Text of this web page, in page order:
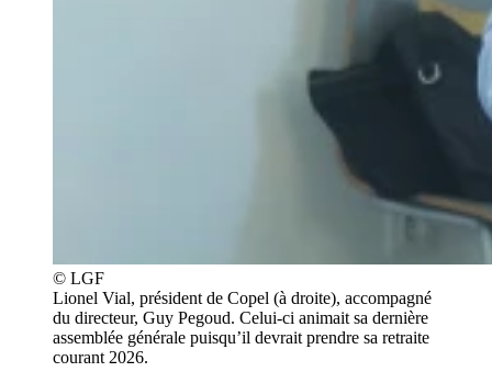
© LGF
Lionel Vial, président de Copel (à droite), accompagné
du directeur, Guy Pegoud. Celui-ci animait sa dernière
assemblée générale puisqu’il devrait prendre sa retraite
courant 2026.